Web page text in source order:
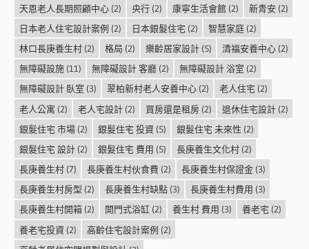
天恩老人長期照顧中心(2) 央行(2) 康寧生活會館(2) 新青安 (2)
日本老人住宅設計案例 (2) 日本銀髮住宅 (2) 智慧家庭(2)
林口長庚養生村(2) 格局 (2) 樂齡居家設計(5) 清福安養中心(2)
無障礙設施(11) 無障礙設計 客廳(2) 無障礙設計 浴室 (2)
無障礙設計 臥室 (3) 翠柏新村老人安養中心(2) 老人住宅 (2)
老人公寓 (2) 老人宅設計(2) 買房還是租房(2) 退休住宅設計(2)
銀髮住宅 市場(2) 銀髮住宅 投資(5) 銀髮住宅 未來性 (2)
銀髮住宅 設計(2) 銀髮住宅 費用 (5) 長庚養生文化村(2)
長庚養生村(7) 長庚養生村伙食費 (2) 長庚養生村保證金(3)
長庚養生村房型 (2) 長庚養生村缺點(3) 長庚養生村費用 (3)
長庚養生村開箱(2) 開門式浴缸(2) 養生村 費用 (3) 養老宅 (2)
養老宅投資(2) 高齡住宅設計案例 (2)